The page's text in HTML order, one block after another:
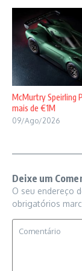
McMurtry Speirling
mais de €1M
09/Ago/2026
Deixe um
O seu endereço
obrigatórios